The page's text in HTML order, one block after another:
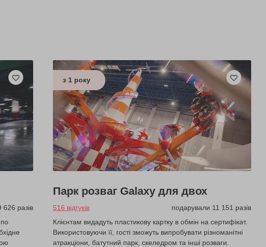
разів
з 1 року
Парк розваг Galaxy для двох
516 відгуків
подарували 11 151 разів
Клієнтам видадуть пластикову картку в обмін на сертифікат.
Використовуючи її, гості зможуть випробувати різноманітні
атракціони, батутний парк, скеледром та інші розваги.